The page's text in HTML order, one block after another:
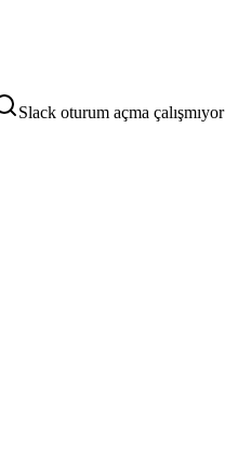
Slack oturum açma çalışmıyor